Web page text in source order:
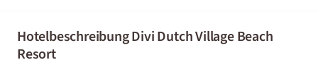
Hotelbeschreibung Divi Dutch Village Beach
Resort